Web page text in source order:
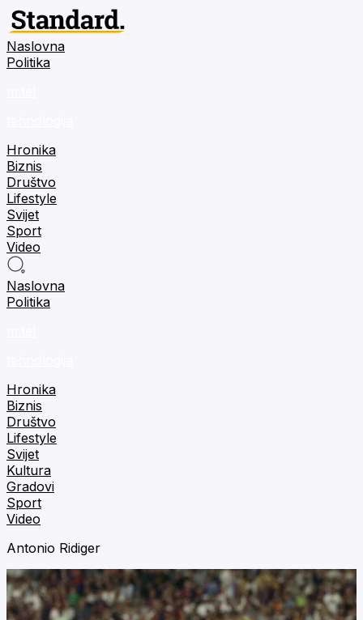
Naslovna
Politika
Hronika
Biznis
Društvo
Lifestyle
Svijet
Sport
Video
Naslovna
Politika
Hronika
Biznis
Društvo
Lifestyle
Svijet
Kultura
Gradovi
Sport
Video
Antonio Ridiger